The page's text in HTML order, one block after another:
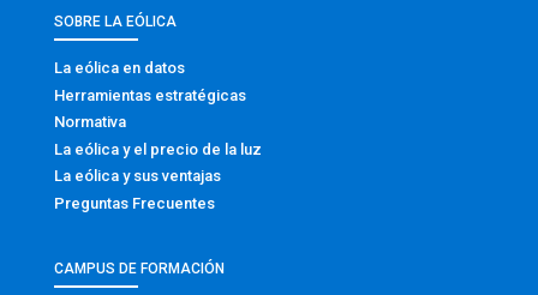
SOBRE LA EÓLICA
La eólica en datos
Herramientas estratégicas
Normativa
La eólica y el precio de la luz
La eólica y sus ventajas
Preguntas Frecuentes
CAMPUS DE FORMACIÓN